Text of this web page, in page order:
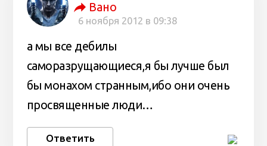
Вано
6 ноября 2012 в 09:38
а мы все дебилы
саморазрущающиеся,я бы лучше был
бы монахом странным,ибо они очень
просвященные люди…
Ответить